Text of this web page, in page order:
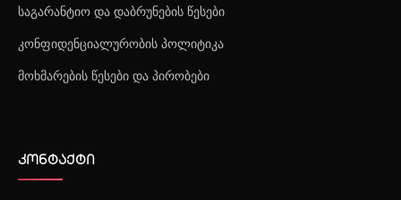
საგარანტიო და დაბრუნების წესები
კონფიდენციალურობის პოლიტიკა
მოხმარების წესები და პირობები
კონტაქტი